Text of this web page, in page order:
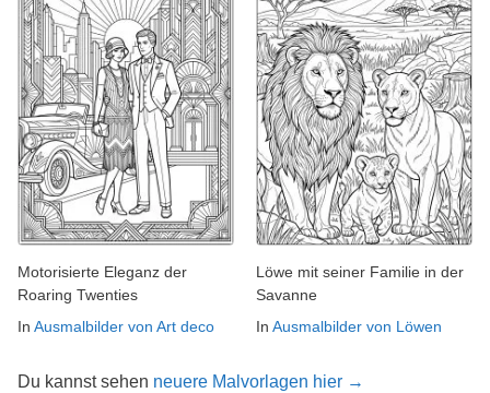
Motorisierte Eleganz der
Roaring Twenties
In Ausmalbilder von Art deco
Löwe mit seiner Familie in der
Savanne
In Ausmalbilder von Löwen
Du kannst sehen neuere Malvorlagen hier →